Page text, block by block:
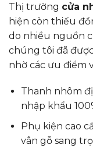
Thị trường cửa
hiện còn thiếu
do nhiều nguồn
chúng tôi đã
nhờ các ưu điểm
Thanh nhôm
nhập khẩu
Phụ kiện cao
vân gỗ sang